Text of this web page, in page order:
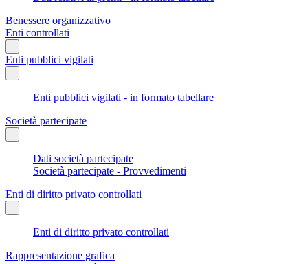
Benessere organizzativo
Enti controllati
Enti pubblici vigilati
Enti pubblici vigilati - in formato tabellare
Società partecipate
Dati società partecipate
Società partecipate - Provvedimenti
Enti di diritto privato controllati
Enti di diritto privato controllati
Rappresentazione grafica